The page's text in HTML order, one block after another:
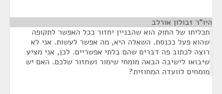
היו"ר זבולון אורלב
תכליתו של החוק הוא שהבניין יחזור ככל האפשר לתקופה
שהוא פעל ככנסת. השאלה היא, מה אפשר לעשות. אני לא
רוצה לכתוב פה דברים שהם בלתי אפשריים. לכן, אני מציע
שיבואו לישיבה הבאה מומחי שימור ושחזור שלכם. האם יש
מומחים לוועדה המחוזית?